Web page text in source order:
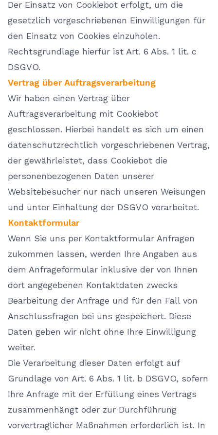
Der Einsatz von Cookiebot erfolgt, um die
gesetzlich vorgeschriebenen Einwilligungen für
den Einsatz von Cookies einzuholen.
Rechtsgrundlage hierfür ist Art. 6 Abs. 1 lit. c
DSGVO.
Vertrag über Auftragsverarbeitung
Wir haben einen Vertrag über
Auftragsverarbeitung mit Cookiebot
geschlossen. Hierbei handelt es sich um einen
datenschutzrechtlich vorgeschriebenen Vertrag,
der gewährleistet, dass Cookiebot die
personenbezogenen Daten unserer
Websitebesucher nur nach unseren Weisungen
und unter Einhaltung der DSGVO verarbeitet.
Kontaktformular
Wenn Sie uns per Kontaktformular Anfragen
zukommen lassen, werden Ihre Angaben aus
dem Anfrageformular inklusive der von Ihnen
dort angegebenen Kontaktdaten zwecks
Bearbeitung der Anfrage und für den Fall von
Anschlussfragen bei uns gespeichert. Diese
Daten geben wir nicht ohne Ihre Einwilligung
weiter.
Die Verarbeitung dieser Daten erfolgt auf
Grundlage von Art. 6 Abs. 1 lit. b DSGVO, sofern
Ihre Anfrage mit der Erfüllung eines Vertrags
zusammenhängt oder zur Durchführung
vorvertraglicher Maßnahmen erforderlich ist. In